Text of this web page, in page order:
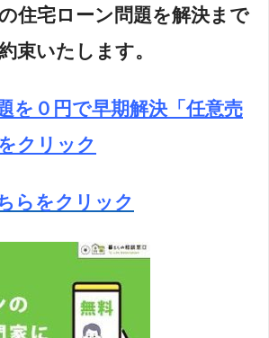
住宅ローン問題を解決まで
束いたします。
を０円で早期解決「任意売
クリック
らをクリック